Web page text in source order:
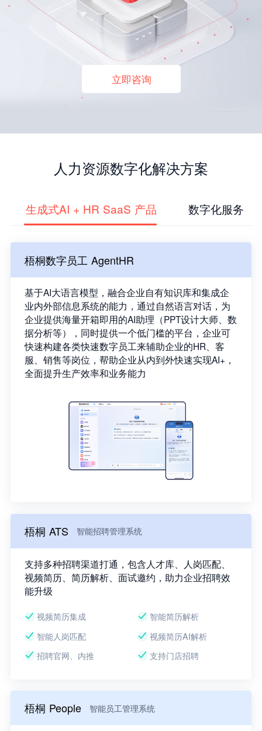
立即咨询
人力资源数字化解决方案
生成式AI + HR SaaS 产品 数字化服务
梧桐数字员工 AgentHR
基于AI大语言模型，融合企业自有知识库和集成企
业内外部信息系统的能力，通过自然语言对话，为
企业提供海量开箱即用的AI助理（PPT设计大师、数
据分析等），同时提供一个低门槛的平台，企业可
快速构建各类快速数字员工来辅助企业的HR、客
服、销售等岗位，帮助企业从内到外快速实现AI+，
全面提升生产效率和业务能力
梧桐 ATS 智能招聘管理系统
支持多种招聘渠道打通，包含人才库、人岗匹配、
视频简历、简历解析、面试邀约，助力企业招聘效
能升级
视频简历集成
智能简历解析
智能人岗匹配
视频简历AI解析
招聘官网、内推
支持门店招聘
梧桐 People 智能员工管理系统